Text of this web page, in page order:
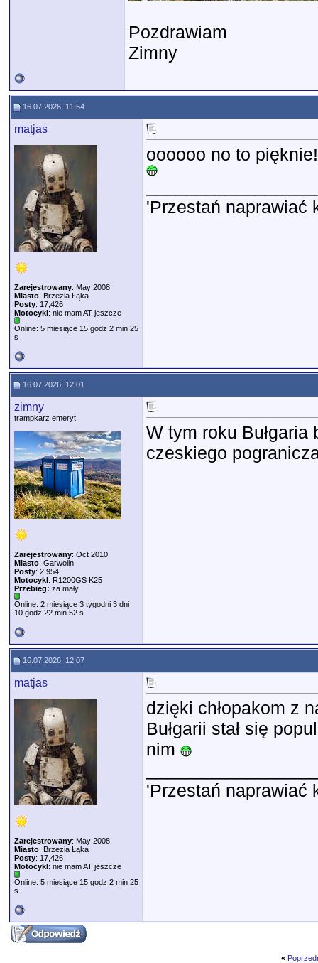
Pozdrawiam
Zimny
16.07.2026, 11:54
matjas
Zarejestrowany: May 2008
Miasto: Brzezia Łąka
Posty: 17,426
Motocykl: nie mam AT jeszcze
Online: 5 miesiące 15 godz 2 min 25
s
oooooo no to
'Przestań naprawiać
16.07.2026, 12:01
zimny
trampkarz emeryt
Zarejestrowany: Oct 2010
Miasto: Garwolin
Posty: 2,954
Motocykl: R1200GS K25
Przebieg: za mały
Online: 2 miesiące 3 tygodni 3 dni
10 godz 22 min 52 s
W tym roku Bułgaria
czeskiego
16.07.2026, 12:07
matjas
Zarejestrowany: May 2008
Miasto: Brzezia Łąka
Posty: 17,426
Motocykl: nie mam AT jeszcze
Online: 5 miesiące 15 godz 2 min 25
s
dzięki chłopakom z
Bułgarii stał się
nim
'Przestań naprawiać
«